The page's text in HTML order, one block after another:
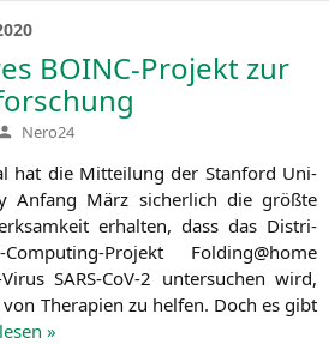
BOINC-Projekt zur
Verfasst
von
Nero24
hat die Mit­tei­lung der Stan­ford Uni­
Anfang März sicher­lich die größ­te
erhal­ten, dass das Dis­tri­
Com­pu­ting-Pro­jekt Folding@home
SARS-CoV‑2 unter­su­chen wird,
The­ra­pien zu hel­fen. Doch es gibt
»